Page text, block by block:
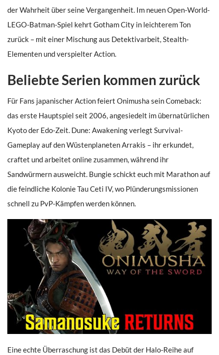
der Wahrheit über seine Vergangenheit. Im neuen Open-World-
LEGO-Batman-Spiel kehrt Gotham City in leichterem Ton
zurück – mit einer Mischung aus Detektivarbeit, Stealth-
Elementen und verspielter Action.
Beliebte Serien kommen zurück
Für Fans japanischer Action feiert Onimusha sein Comeback:
das erste Hauptspiel seit 2006, angesiedelt im übernatürlichen
Kyoto der Edo-Zeit. Dune: Awakening verlegt Survival-
Gameplay auf den Wüstenplaneten Arrakis – ihr erkundet,
craftet und arbeitet online zusammen, während ihr
Sandwürmern ausweicht. Bungie schickt euch mit Marathon auf
die feindliche Kolonie Tau Ceti IV, wo Plünderungsmissionen
schnell zu PvP-Kämpfen werden können.
Eine echte Überraschung ist das Debüt der Halo-Reihe auf